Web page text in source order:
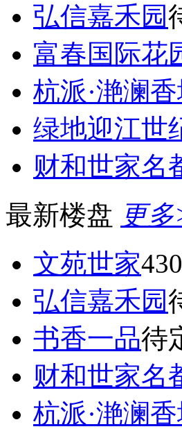
弘信嘉禾园
富春国际花
杭派·滟澜
绿地迎江世
财和世家名
最新楼盘 更
文苑世家
弘信嘉禾园
书香一品待
财和世家名
杭派·滟澜